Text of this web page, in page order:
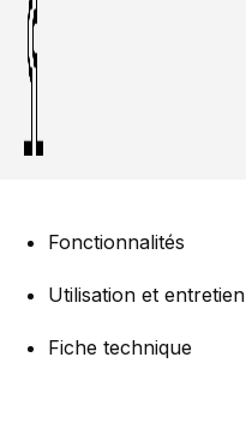
Fonctionnalités
Utilisation et entretien
Fiche technique